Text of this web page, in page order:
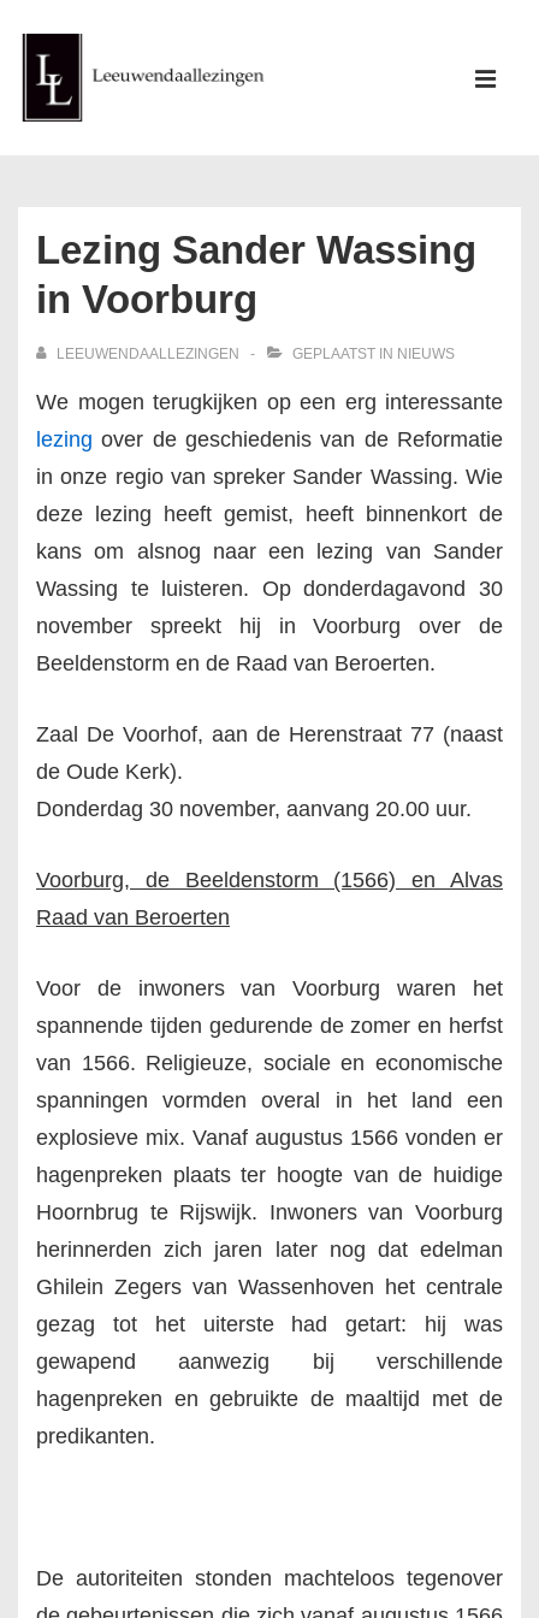
Doorgaan
naar
hoofdinhoud
Hoofd
Lezing Sander Wassing
in Voorburg
LEEUWENDAALLEZINGEN GEPLAATST IN NIEUWS
We mogen terugkijken op een erg interessante
lezing over de geschiedenis van de Reformatie
in onze regio van spreker Sander Wassing. Wie
deze lezing heeft gemist, heeft binnenkort de
kans om alsnog naar een lezing van Sander
Wassing te luisteren. Op donderdagavond 30
november spreekt hij in Voorburg over de
Beeldenstorm en de Raad van Beroerten.
Zaal De Voorhof, aan de Herenstraat 77 (naast
de Oude Kerk).
Donderdag 30 november, aanvang 20.00 uur.
Voorburg, de Beeldenstorm (1566) en Alvas
Raad van Beroerten
Voor de inwoners van Voorburg waren het
spannende tijden gedurende de zomer en herfst
van 1566. Religieuze, sociale en economische
spanningen vormden overal in het land een
explosieve mix. Vanaf augustus 1566 vonden er
hagenpreken plaats ter hoogte van de huidige
Hoornbrug te Rijswijk. Inwoners van Voorburg
herinnerden zich jaren later nog dat edelman
Ghilein Zegers van Wassenhoven het centrale
gezag tot het uiterste had getart: hij was
gewapend aanwezig bij verschillende
hagenpreken en gebruikte de maaltijd met de
predikanten.
De autoriteiten stonden machteloos tegenover